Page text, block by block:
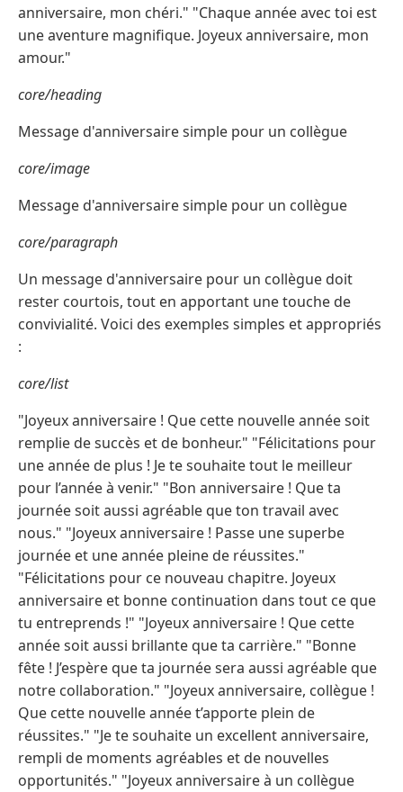
anniversaire, mon chéri." "Chaque année avec toi est
une aventure magnifique. Joyeux anniversaire, mon
amour."
core/heading
Message d'anniversaire simple pour un collègue
core/image
Message d'anniversaire simple pour un collègue
core/paragraph
Un message d'anniversaire pour un collègue doit
rester courtois, tout en apportant une touche de
convivialité. Voici des exemples simples et appropriés
:
core/list
"Joyeux anniversaire ! Que cette nouvelle année soit
remplie de succès et de bonheur." "Félicitations pour
une année de plus ! Je te souhaite tout le meilleur
pour l’année à venir." "Bon anniversaire ! Que ta
journée soit aussi agréable que ton travail avec
nous." "Joyeux anniversaire ! Passe une superbe
journée et une année pleine de réussites."
"Félicitations pour ce nouveau chapitre. Joyeux
anniversaire et bonne continuation dans tout ce que
tu entreprends !" "Joyeux anniversaire ! Que cette
année soit aussi brillante que ta carrière." "Bonne
fête ! J’espère que ta journée sera aussi agréable que
notre collaboration." "Joyeux anniversaire, collègue !
Que cette nouvelle année t’apporte plein de
réussites." "Je te souhaite un excellent anniversaire,
rempli de moments agréables et de nouvelles
opportunités." "Joyeux anniversaire à un collègue